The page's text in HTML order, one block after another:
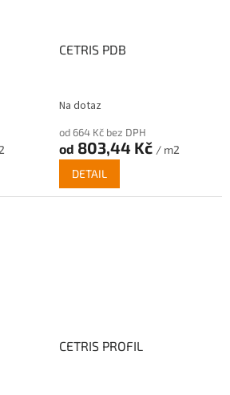
CETRIS PDB
Na dotaz
od 664 Kč bez DPH
od 803,44 Kč / m2
DETAIL
CETRIS PROFIL